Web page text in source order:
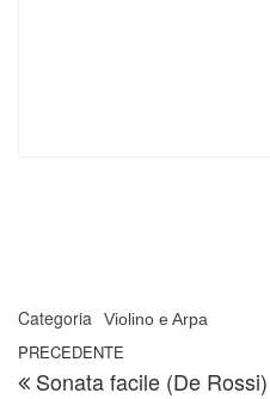
Categoria Violino e Arpa
Navigazione
Articolo precedente
PRECEDENTE
Sonata facile (De Rossi)